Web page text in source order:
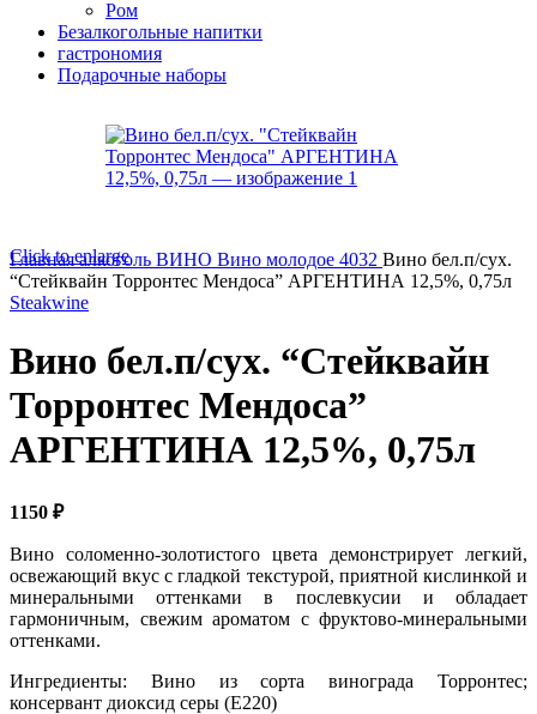
Ром
Безалкогольные напитки
гастрономия
Подарочные наборы
Click to enlarge
Главнаяалкоголь ВИНО Вино молодое 4032 Вино бел.п/сух.
“Стейквайн Торронтес Мендоса” АРГЕНТИНА 12,5%, 0,75л
Steakwine
Вино бел.п/сух. “Стейквайн
Торронтес Мендоса”
АРГЕНТИНА 12,5%, 0,75л
1150 ₽
Вино соломенно-золотистого цвета демонстрирует легкий,
освежающий вкус с гладкой текстурой, приятной кислинкой и
минеральными оттенками в послевкусии и обладает
гармоничным, свежим ароматом с фруктово-минеральными
оттенками.
Ингредиенты: Вино из сорта винограда Торронтес;
консервант диоксид серы (Е220)